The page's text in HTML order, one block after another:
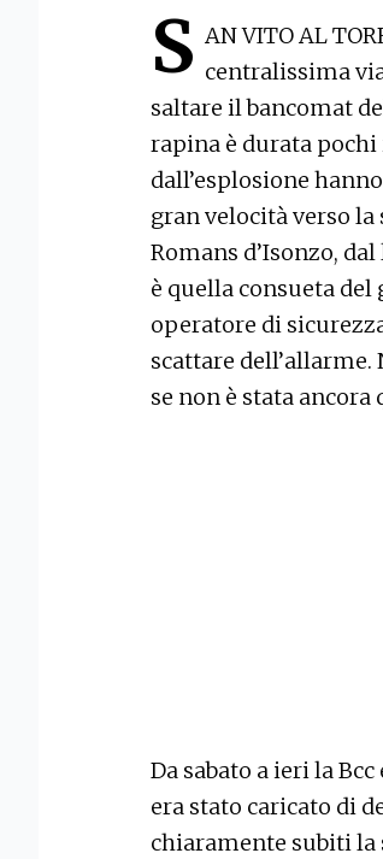
S AN VITO AL
centralissima
saltare il bancomat
rapina è durata
dall’esplosione
gran velocità verso
Romans d’Isonzo,
è quella consueta
operatore di
scattare dell’allarme.
se non è stata
Da sabato a ieri la
era stato caricato di
chiaramente subiti la